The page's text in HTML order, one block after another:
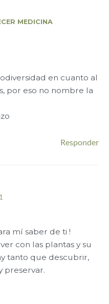
MEDICINA
en cuanto al
por eso no nombre la
Responder
mí saber de ti !
con las plantas y su
tanto que descubrir,
preservar.